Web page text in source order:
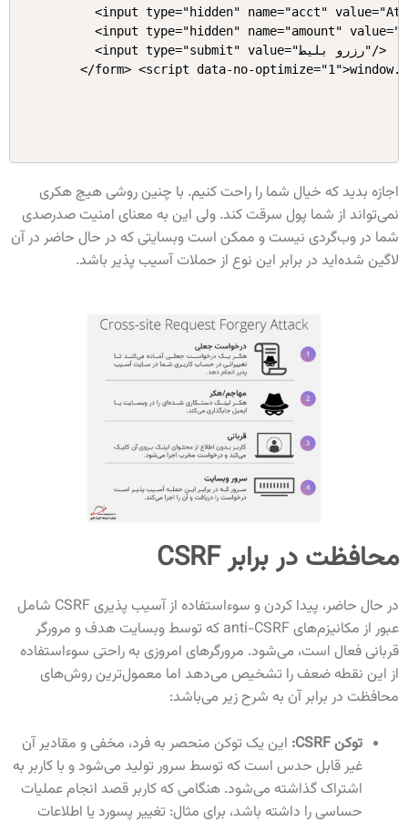
<input type="hidden" name="acct"
<input type="hidden" name="amount"
     <input type="submit" value="رزرو بلیط"/>
اجازه بدید که خیال شما را راحت کنیم. با چنین روشی هیچ هکری
نمی‌تواند از شما پول سرقت کند. ولی این به معنای امنیت صدرصدی
شما در وب‌گردی نیست و ممکن است وبسایتی که در حال حاضر در آن
لاگین شده‌اید در برابر این نوع از حملات آسیب پذیر باشد.
محافظت در برابر CSRF
در حال حاضر، پیدا کردن و سوءاستفاده از آسیب پذیری CSRF
شامل
عبور از مکانیزم‌های
anti-CSRF که توسط وبسایت هدف و مرورگر
قربانی فعال است، می‌شود. مرورگرهای امروزی به راحتی سوءاستفاده
از این نقطه ضعف را تشخیص می‌دهد اما معمول‌ترین روش‌های
محافظت در برابر آن به شرح زیر می‌باشد:
توکن CSRF:
این یک توکن منحصر به فرد، مخفی و مقادیر آن
غیر قابل حدس است که توسط سرور تولید می‌شود و با کاربر به
اشتراک گذاشته می‌شود. هنگامی که کاربر قصد انجام عملیات
حساسی را داشته باشد، برای مثال: تغییر پسورد یا اطلاعات